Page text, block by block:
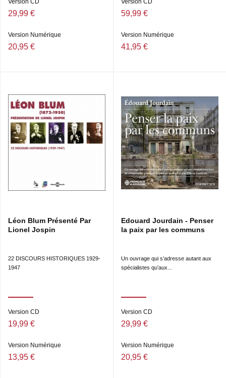
Version CD
29,99 €
Version Numérique
20,95 €
Version CD
59,99 €
Version Numérique
41,95 €
Léon Blum Présenté Par
Lionel Jospin
22 DISCOURS HISTORIQUES 1929-
1947
Version CD
19,99 €
Version Numérique
13,95 €
Edouard Jourdain - Penser
la paix par les communs
Un ouvrage qui s’adresse autant aux
spécialistes qu’aux...
Version CD
29,99 €
Version Numérique
20,95 €